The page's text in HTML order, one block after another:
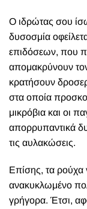
Ο ιδρώτας σου
δυσοσμία
επιδόσεων, που
απομακρύνουν
κρατήσουν
στα οποία
μικρόβια και οι
απορρυπαντικά
τις αυλακώσεις.
Επίσης, τα ρούχα
ανακυκλωμένο
γρήγορα. Έτσι,